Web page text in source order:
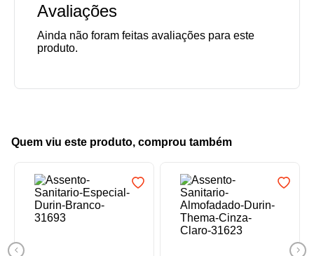
Avaliações
Quem viu este produto, comprou também